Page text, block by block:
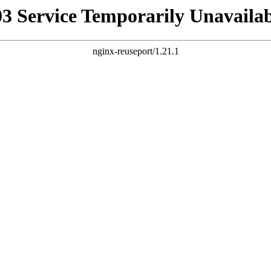
Service Temporarily
nginx-reuseport/1.21.1